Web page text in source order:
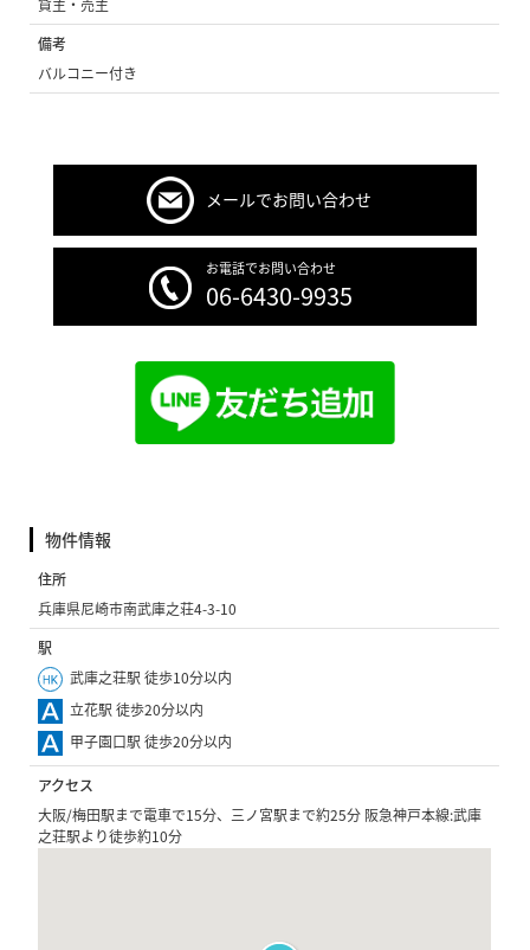
貸主・売主
備考
バルコニー付き
メールでお問い合わせ
お電話でお問い合わせ
06-6430-9935
物件情報
住所
兵庫県尼崎市南武庫之荘4-3-10
駅
武庫之荘駅 徒歩10分以内
立花駅 徒歩20分以内
甲子園口駅 徒歩20分以内
アクセス
大阪/梅田駅まで電車で15分、三ノ宮駅まで約25分 阪急神戸本線:武庫
之荘駅より徒歩約10分